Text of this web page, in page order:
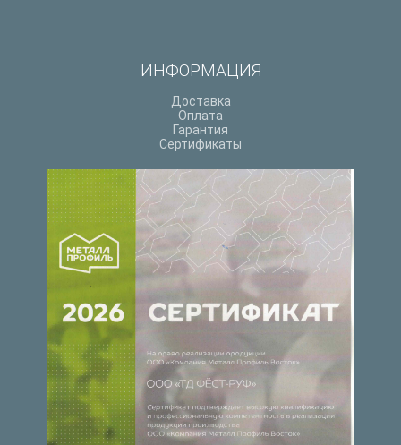
ИНФОРМАЦИЯ
Доставка
Оплата
Гарантия
Сертификаты